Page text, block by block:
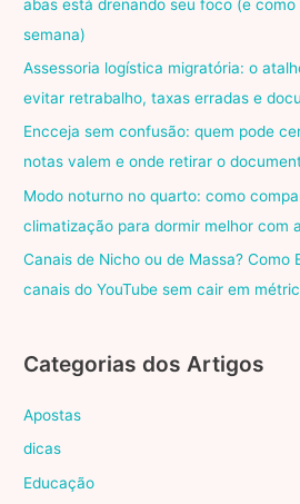
abas está drenando seu foco (e como
semana)
Assessoria logística migratória: o
evitar retrabalho, taxas erradas e
Encceja sem confusão: quem pode
notas valem e onde retirar o
Modo noturno no quarto: como
climatização para dormir melhor com
Canais de Nicho ou de Massa? Como
canais do YouTube sem cair em
Categorias dos Artigos
Apostas
dicas
Educação